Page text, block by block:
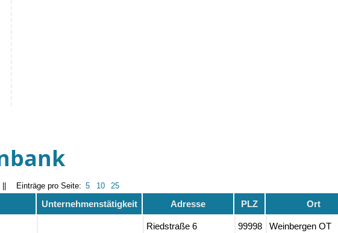
Einträge pro Seite: 5 10 25
Unternehmenstätigkeit Adresse PLZ Ort
Riedstraße 6 99998
Weinbergen OT